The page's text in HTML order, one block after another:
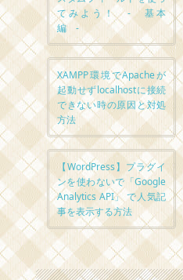
てみよう！ - 基本
編 -
XAMPP環境でApacheが
起動せずlocalhostに接続
できない時の原因と対処
方法
【WordPress】プラグイ
ンを使わないで「Google
Analytics API」 で人気記
事を表示する方法